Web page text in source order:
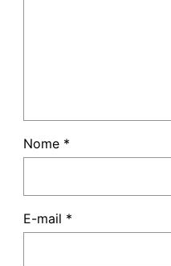
Nome *
E-mail *